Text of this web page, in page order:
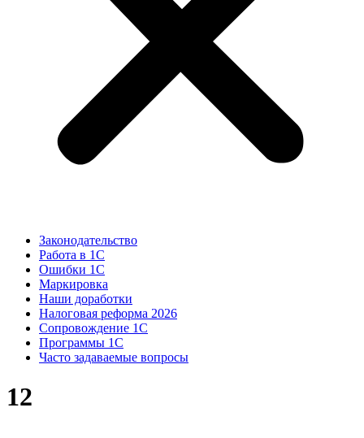
Законодательство
Работа в 1С
Ошибки 1С
Маркировка
Наши доработки
Налоговая реформа 2026
Сопровождение 1С
Программы 1С
Часто задаваемые вопросы
12